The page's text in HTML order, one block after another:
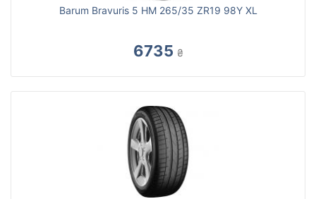
Barum Bravuris 5 HM 265/35 ZR19 98Y XL
6735 ₴